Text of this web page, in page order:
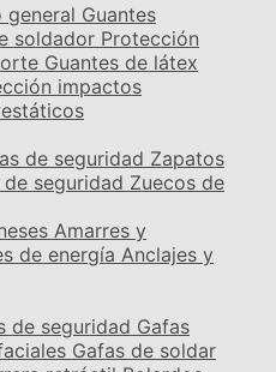
general Guantes
soldador Protección
Guantes de látex
impactos
de seguridad Zapatos
seguridad Zuecos de
Amarres y
de energía Anclajes y
de seguridad Gafas
Gafas de soldar